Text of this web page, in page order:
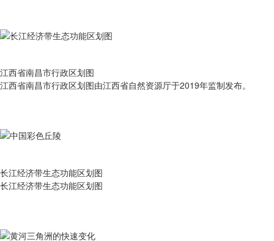
江西省南昌市行政区划图
江西省南昌市行政区划图由江西省自然资源厅于2019年监制发布。
长江经济带生态功能区划图
长江经济带生态功能区划图